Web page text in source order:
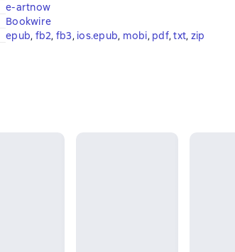
e-artnow
Bookwire
epub, fb2, fb3, ios.epub, mobi, pdf, txt, zip